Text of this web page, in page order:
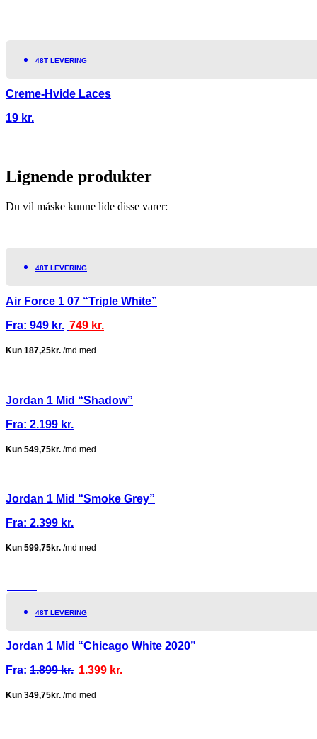
48T LEVERING
Creme-Hvide Laces
19 kr.
Lignende produkter
Du vil måske kunne lide disse varer:
48T LEVERING
Air Force 1 07 “Triple White”
Fra: 949kr. 749 kr.
Jordan 1 Mid “Shadow”
Fra: 2.199 kr.
Jordan 1 Mid “Smoke Grey”
Fra: 2.399 kr.
48T LEVERING
Jordan 1 Mid “Chicago White 2020”
Fra: 1.899kr. 1.399 kr.